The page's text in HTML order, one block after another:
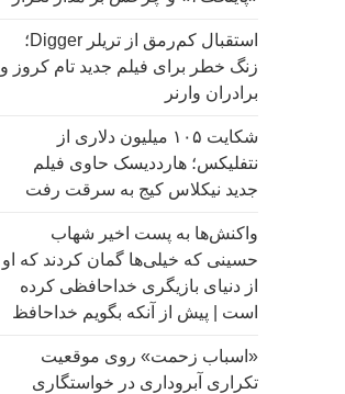
استقبال کم‌رمق از تریلر Digger؛
زنگ خطر برای فیلم جدید تام کروز و
برادران وارنر
شکایت ۱۰۵ میلیون دلاری از
نتفلیکس؛ هارددیسک حاوی فیلم
جدید نیکلاس کیج به سرقت رفت
واکنش‌ها به پست اخیر شهاب
حسینی که خیلی‌ها گمان کردند که او
از دنیای بازیگری خداحافظی کرده
است | پیش از آنکه بگویم خداحافظ
«اسباب زحمت» روی موقعیت
تکراری آبروداری در خواستگاری